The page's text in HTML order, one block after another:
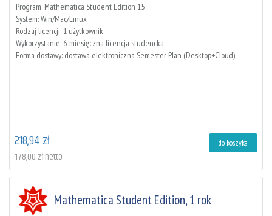
Program: Mathematica Student Edition 15
System: Win/Mac/Linux
Rodzaj licencji: 1 użytkownik
Wykorzystanie: 6-miesięczna licencja studencka
Forma dostawy: dostawa elektroniczna Semester Plan (Desktop+Cloud)
218,94 zł
178,00 zł netto
do koszyka
Mathematica Student Edition, 1 rok